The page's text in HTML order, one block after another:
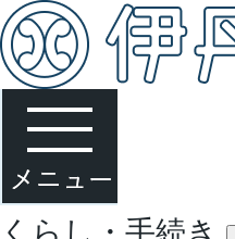
くらし・手続き